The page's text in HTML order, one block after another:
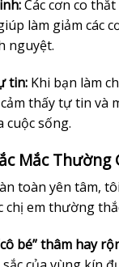
Các cơn co
làm giảm các
nguyệt.
tin: Khi bạn làm
thấy tự tin và
cuộc sống.
Mắc Thường
toàn yên tâm,
chị em thường
bé” thâm hay